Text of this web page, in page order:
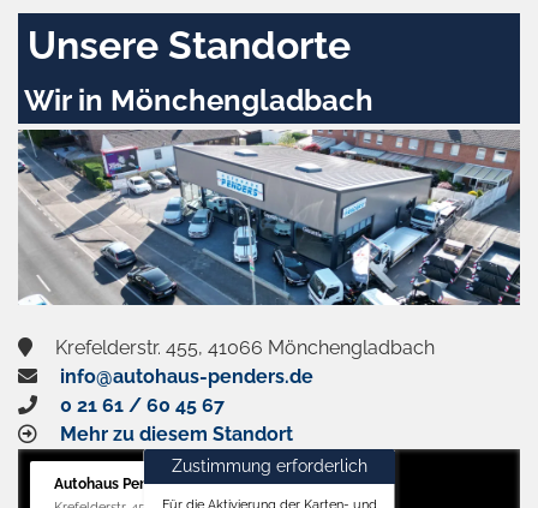
Unsere Standorte
Wir in Mönchengladbach
Krefelderstr. 455, 41066 Mönchengladbach
info@autohaus-penders.de
0 21 61 / 60 45 67
Mehr zu diesem Standort
Autohaus Penders (Verkauf)
Zustimmung erforderlich